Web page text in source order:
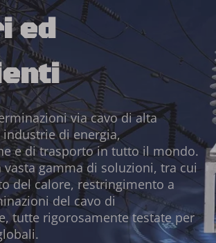
ed
via cavo di alta
di energia,
e di trasporto in tutto il mondo.
vasta gamma di soluzioni, tra cui
del calore, restringimento a
del cavo di
tutte rigorosamente testate per